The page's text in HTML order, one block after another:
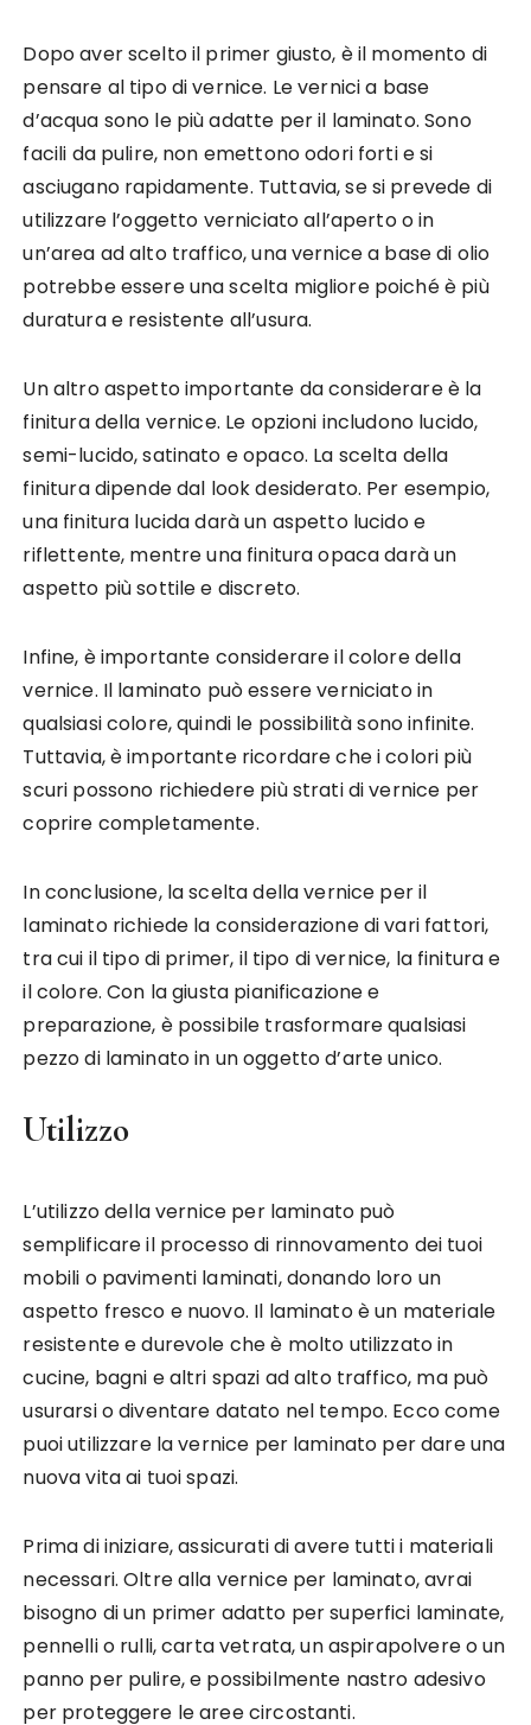
Dopo aver scelto il primer giusto, è il momento di
pensare al tipo di vernice. Le vernici a base
d’acqua sono le più adatte per il laminato. Sono
facili da pulire, non emettono odori forti e si
asciugano rapidamente. Tuttavia, se si prevede di
utilizzare l’oggetto verniciato all’aperto o in
un’area ad alto traffico, una vernice a base di olio
potrebbe essere una scelta migliore poiché è più
duratura e resistente all’usura.
Un altro aspetto importante da considerare è la
finitura della vernice. Le opzioni includono lucido,
semi-lucido, satinato e opaco. La scelta della
finitura dipende dal look desiderato. Per esempio,
una finitura lucida darà un aspetto lucido e
riflettente, mentre una finitura opaca darà un
aspetto più sottile e discreto.
Infine, è importante considerare il colore della
vernice. Il laminato può essere verniciato in
qualsiasi colore, quindi le possibilità sono infinite.
Tuttavia, è importante ricordare che i colori più
scuri possono richiedere più strati di vernice per
coprire completamente.
In conclusione, la scelta della vernice per il
laminato richiede la considerazione di vari fattori,
tra cui il tipo di primer, il tipo di vernice, la finitura e
il colore. Con la giusta pianificazione e
preparazione, è possibile trasformare qualsiasi
pezzo di laminato in un oggetto d’arte unico.
Utilizzo
L’utilizzo della vernice per laminato può
semplificare il processo di rinnovamento dei tuoi
mobili o pavimenti laminati, donando loro un
aspetto fresco e nuovo. Il laminato è un materiale
resistente e durevole che è molto utilizzato in
cucine, bagni e altri spazi ad alto traffico, ma può
usurarsi o diventare datato nel tempo. Ecco come
puoi utilizzare la vernice per laminato per dare una
nuova vita ai tuoi spazi.
Prima di iniziare, assicurati di avere tutti i materiali
necessari. Oltre alla vernice per laminato, avrai
bisogno di un primer adatto per superfici laminate,
pennelli o rulli, carta vetrata, un aspirapolvere o un
panno per pulire, e possibilmente nastro adesivo
per proteggere le aree circostanti.